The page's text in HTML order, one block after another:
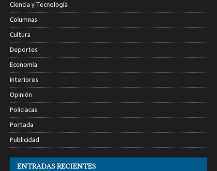
Ciencia y Tecnología
Columnas
Cultura
Deportes
Economía
Interiores
Opinión
Policiacas
Portada
Publicidad
ENTRADAS RECIENTES